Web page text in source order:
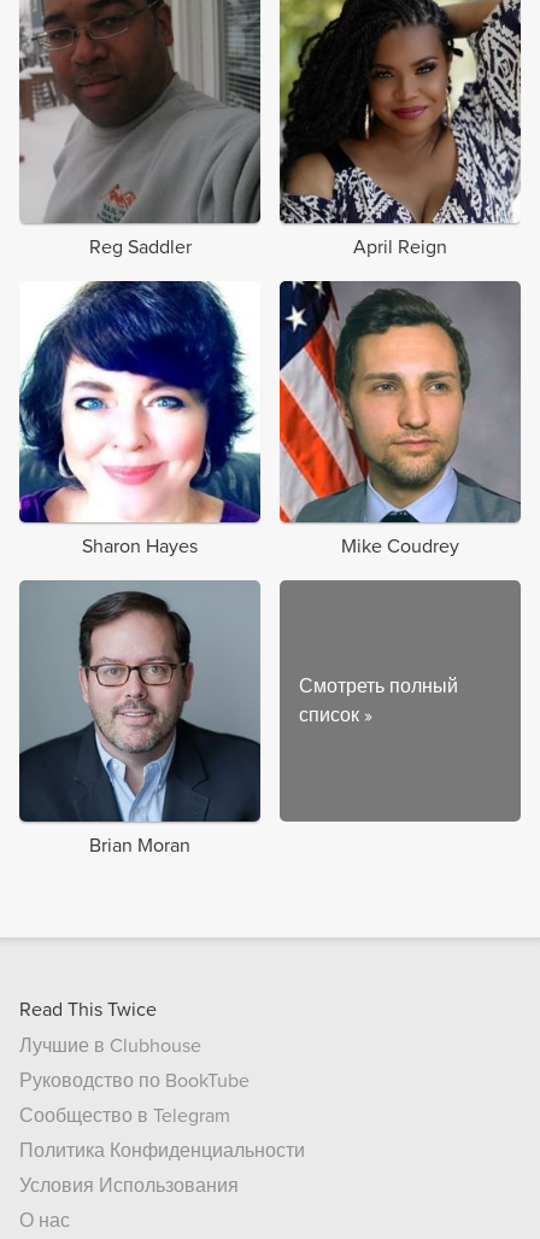
Reg Saddler April Reign
Sharon Hayes Mike Coudrey
Brian Moran
Смотреть полный
список »
Read This Twice
Лучшие в Clubhouse
Руководство по BookTube
Сообщество в Telegram
Политика Конфиденциальности
Условия Использования
О нас